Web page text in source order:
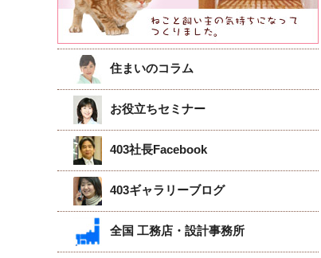
住まいのコラム
お役立ちセミナー
403社長Facebook
403ギャラリーブログ
全国 工務店・設計事務所